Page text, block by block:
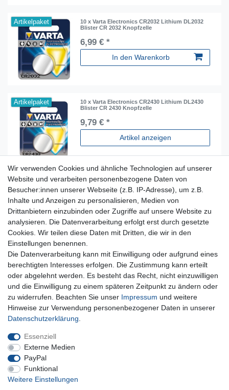
Artikelpaket
10 x Varta Electronics CR2032 Lithium DL2032
Blister CR 2032 Knopfzelle
6,99 € *
In den Warenkorb
Artikelpaket
10 x Varta Electronics CR2430 Lithium DL2430
Blister CR 2430 Knopfzelle
9,79 € *
Artikel anzeigen
Für Fragen zu unseren Produkten und Bestellungen
erreichen Sie uns per E-Mail oder Telefon:
+49 5741 9099422 oderinfo@dein-bau-projekt.de
Versand und Zahlung
Impressum
Datenschutzerklärung
AGB
Kontakt
Infos Ratenkauf mit easyCredit
Qualität made in Germany
Schnelle & sichere Lieferung
Ideal für Selbermacher (DIY)
Widerrufs­recht
Wir verwenden Cookies und ähnliche Technologien auf unserer
Website und verarbeiten personenbezogene Daten von
Besucher:innen unserer Webseite (z.B. IP-Adresse), um z.B.
Inhalte und Anzeigen zu personalisieren, Medien von
Drittanbietern einzubinden oder Zugriffe auf unsere Website zu
analysieren. Die Datenverarbeitung erfolgt erst durch gesetzte
Cookies. Wir teilen diese Daten mit Dritten, die wir in den
Einstellungen benennen.
Die Datenverarbeitung kann mit Einwilligung oder aufgrund eines
berechtigten Interesses erfolgen. Die Zustimmung kann erteilt
oder abgelehnt werden. Es besteht das Recht, nicht einzuwilligen
und die Einwilligung zu einem späteren Zeitpunkt zu ändern oder
zu widerrufen. Beachten Sie unser Impressum und weitere
Hinweise zur Verwendung personenbezogener Daten in unserer
Daten­schutz­erklärung
Essenziell
Externe Medien
PayPal
Funktional
Weitere Einstellungen